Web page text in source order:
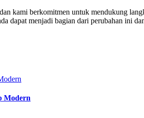
kami berkomitmen untuk mendukung
dapat menjadi bagian dari perubahan ini
Modern